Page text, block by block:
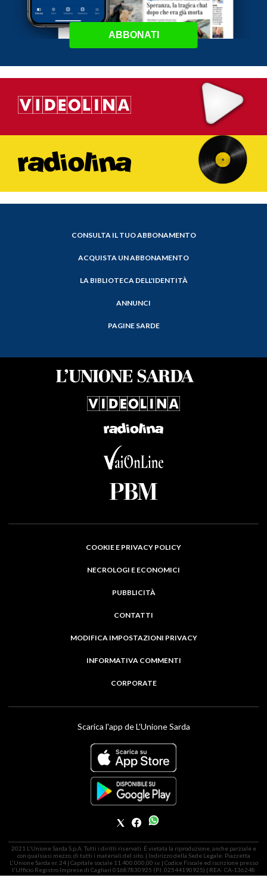
ABBONATI
CONSULTA IL TUO ABBONAMENTO
ACQUISTA UN ABBONAMENTO
LA BIBLIOTECA DELL'IDENTITÀ
ANNUNCI
PAGINE SARDE
COOKIE E PRIVACY POLICY
NECROLOGI E ECONOMICI
PUBBLICITÀ
CONTATTI
MODIFICA IMPOSTAZIONI PRIVACY
INFORMATIVA COMMENTI
CORPORATE
Scarica l'app de L'Unione Sarda
2021 L'Unione Sarda S.p.A. Tutti i diritti riservati. É vietata la riproduzione, anche parziale e
con qualsiasi mezzo, di tutti i materiali del sito. | Indirizzo della Sede Legale: Piazzetta
L'Unione Sarda nr. 24 | Capitale sociale 11.400.000,00 i.v. | Codice Fiscale ed iscrizione presso
l'Ufficio Registro Imprese di Cagliari 01687830925 (P.I. 02544190925) | REA: CA-136248